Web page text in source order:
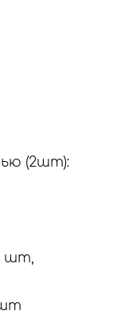
(2шт):
шт,